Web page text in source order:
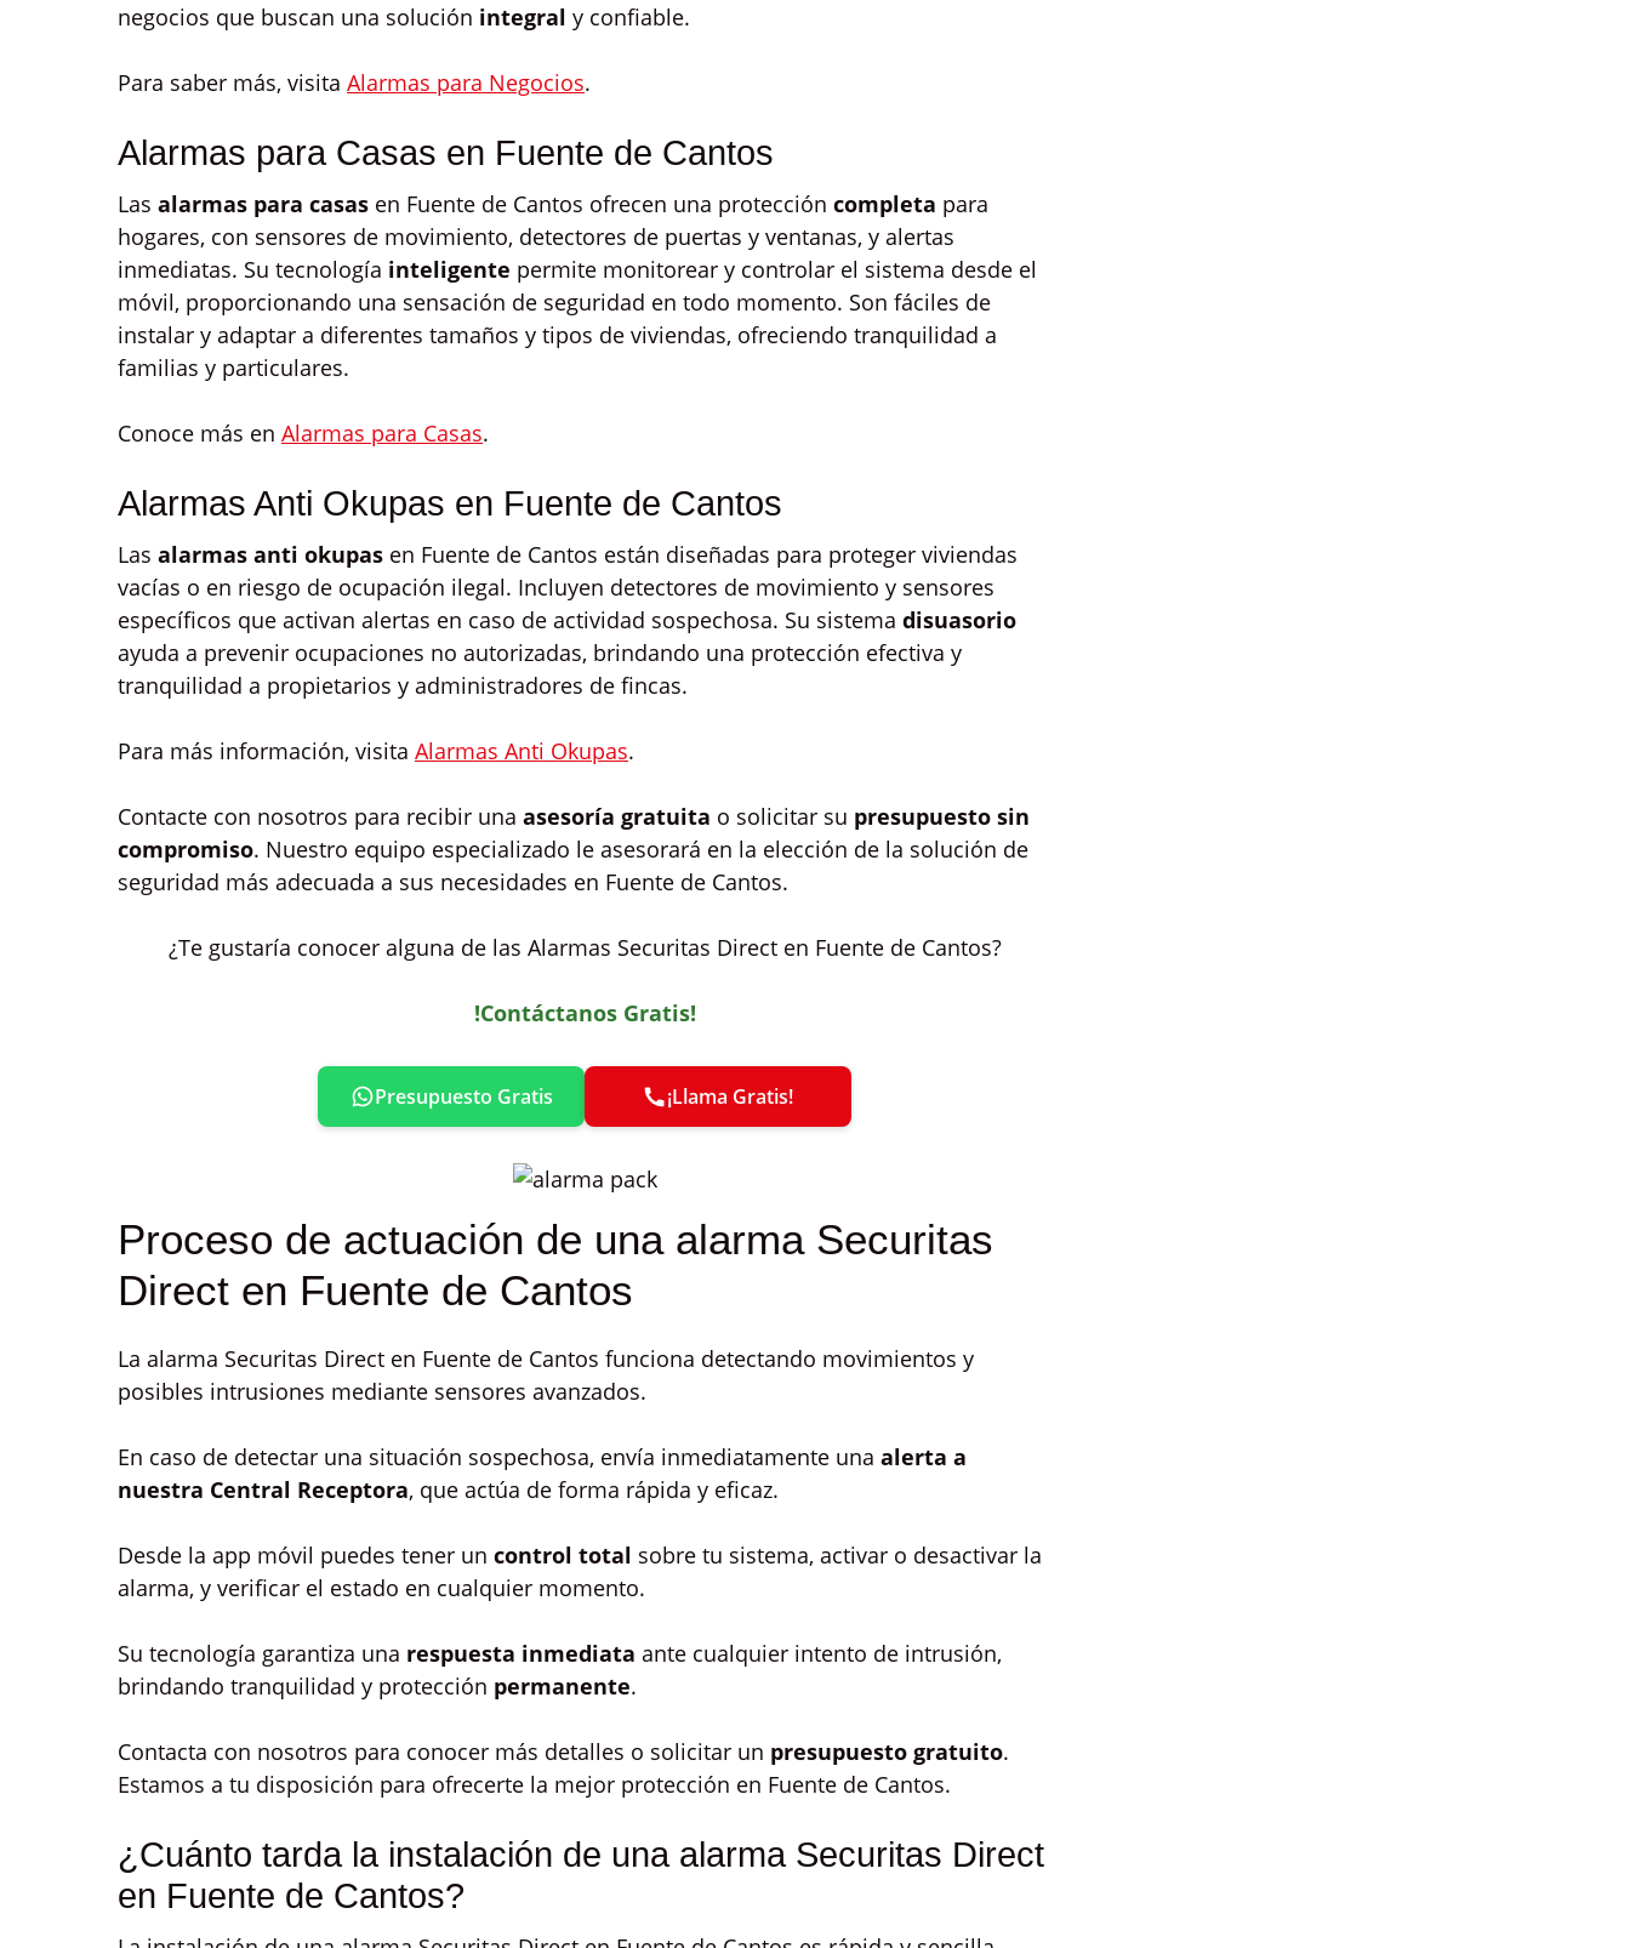
negocios que buscan una solución integral y confiable.
Para saber más, visita Alarmas para Negocios.
Alarmas para Casas en Fuente de Cantos
Las alarmas para casas en Fuente de Cantos ofrecen una protección completa para
hogares, con sensores de movimiento, detectores de puertas y ventanas, y alertas
inmediatas. Su tecnología inteligente permite monitorear y controlar el sistema desde el
móvil, proporcionando una sensación de seguridad en todo momento. Son fáciles de
instalar y adaptar a diferentes tamaños y tipos de viviendas, ofreciendo tranquilidad a
familias y particulares.
Conoce más en Alarmas para Casas.
Alarmas Anti Okupas en Fuente de Cantos
Las alarmas anti okupas en Fuente de Cantos están diseñadas para proteger viviendas
vacías o en riesgo de ocupación ilegal. Incluyen detectores de movimiento y sensores
específicos que activan alertas en caso de actividad sospechosa. Su sistema disuasorio
ayuda a prevenir ocupaciones no autorizadas, brindando una protección efectiva y
tranquilidad a propietarios y administradores de fincas.
Para más información, visita Alarmas Anti Okupas.
Contacte con nosotros para recibir una asesoría gratuita o solicitar su presupuesto sin
compromiso. Nuestro equipo especializado le asesorará en la elección de la solución de
seguridad más adecuada a sus necesidades en Fuente de Cantos.
¿Te gustaría conocer alguna de las Alarmas Securitas Direct en Fuente de Cantos?
!Contáctanos Gratis!
Presupuesto Gratis ¡Llama Gratis!
Proceso de actuación de una alarma Securitas
Direct en Fuente de Cantos
La alarma Securitas Direct en Fuente de Cantos funciona detectando movimientos y
posibles intrusiones mediante sensores avanzados.
En caso de detectar una situación sospechosa, envía inmediatamente una alerta a
nuestra Central Receptora, que actúa de forma rápida y eficaz.
Desde la app móvil puedes tener un control total sobre tu sistema, activar o desactivar la
alarma, y verificar el estado en cualquier momento.
Su tecnología garantiza una respuesta inmediata ante cualquier intento de intrusión,
brindando tranquilidad y protección permanente.
Contacta con nosotros para conocer más detalles o solicitar un presupuesto gratuito.
Estamos a tu disposición para ofrecerte la mejor protección en Fuente de Cantos.
¿Cuánto tarda la instalación de una alarma Securitas Direct
en Fuente de Cantos?